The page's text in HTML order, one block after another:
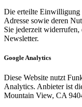
Die erteilte Einwilligung
Adresse sowie deren
Sie jederzeit
Newsletter.
Google Analytics
Diese Website nutzt
Analytics. Anbieter ist
Mountain View, CA